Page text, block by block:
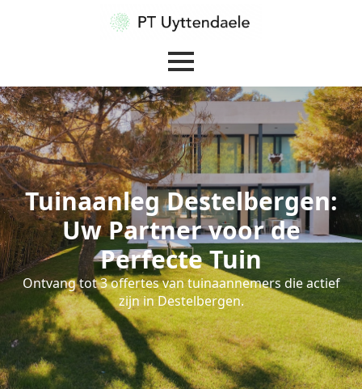
Tuinaanleg Destelbergen:
Uw Partner voor de
Perfecte Tuin
Ontvang tot 3 offertes van tuinaannemers die actief
zijn in Destelbergen.